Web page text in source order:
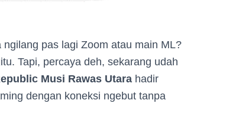
pas lagi Zoom atau main ML?
Tapi, percaya deh, sekarang udah
Musi Rawas Utara hadir
dengan koneksi ngebut tanpa